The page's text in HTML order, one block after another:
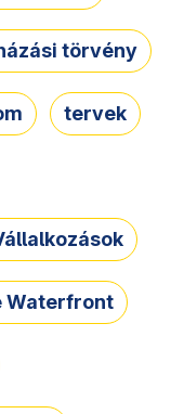
törvény
tervek
Waterfront